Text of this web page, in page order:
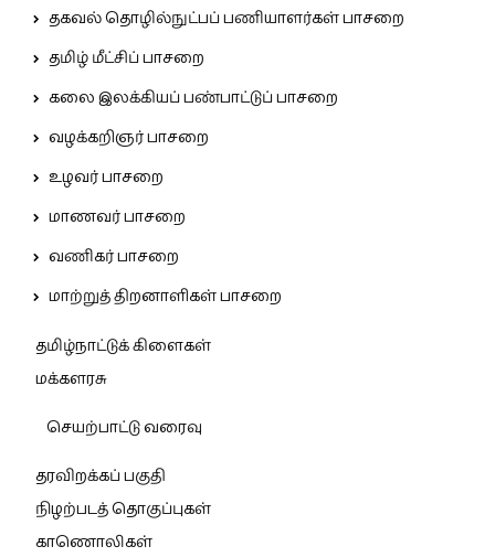
தகவல் தொழில்நுட்பப் பணியாளர்கள் பாசறை
தமிழ் மீட்சிப் பாசறை
கலை இலக்கியப் பண்பாட்டுப் பாசறை
வழக்கறிஞர் பாசறை
உழவர் பாசறை
மாணவர் பாசறை
வணிகர் பாசறை
மாற்றுத் திறனாளிகள் பாசறை
தமிழ்நாட்டுக் கிளைகள்
மக்களரசு
செயற்பாட்டு வரைவு
தரவிறக்கப் பகுதி
நிழற்படத் தொகுப்புகள்
காணொலிகள்